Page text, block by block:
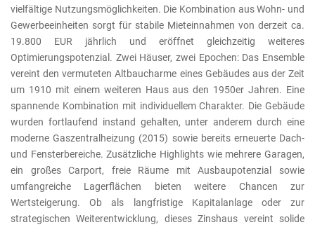
vielfältige Nutzungsmöglichkeiten. Die Kombination aus Wohn- und
Gewerbeeinheiten sorgt für stabile Mieteinnahmen von derzeit ca.
19.800 EUR jährlich und eröffnet gleichzeitig weiteres
Optimierungspotenzial. Zwei Häuser, zwei Epochen: Das Ensemble
vereint den vermuteten Altbaucharme eines Gebäudes aus der Zeit
um 1910 mit einem weiteren Haus aus den 1950er Jahren. Eine
spannende Kombination mit individuellem Charakter. Die Gebäude
wurden fortlaufend instand gehalten, unter anderem durch eine
moderne Gaszentralheizung (2015) sowie bereits erneuerte Dach-
und Fensterbereiche. Zusätzliche Highlights wie mehrere Garagen,
ein großes Carport, freie Räume mit Ausbaupotenzial sowie
umfangreiche Lagerflächen bieten weitere Chancen zur
Wertsteigerung. Ob als langfristige Kapitalanlage oder zur
strategischen Weiterentwicklung, dieses Zinshaus vereint solide